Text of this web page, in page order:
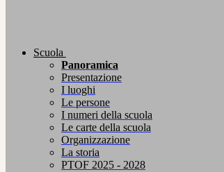
Scuola
Panoramica
Presentazione
I luoghi
Le persone
I numeri della scuola
Le carte della scuola
Organizzazione
La storia
PTOF 2025 - 2028